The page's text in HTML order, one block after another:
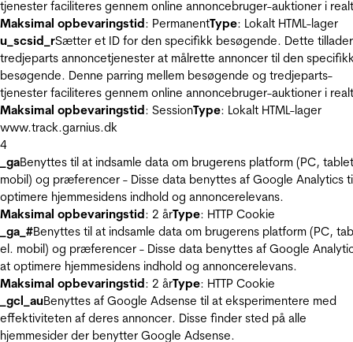
tjenester faciliteres gennem online annoncebruger-auktioner i
Maksimal opbevaringstid: PermanentType: Lokalt HTML-lager
u_scsid_rSætter et ID for den specifikk besøgende. Dette tillader
tredjeparts annoncetjenester at målrette annoncer til den
besøgende. Denne parring mellem besøgende og tredjeparts-
tjenester faciliteres gennem online annoncebruger-auktioner i
Maksimal opbevaringstid: SessionType: Lokalt HTML-lager
www.track.garnius.dk
4
_gaBenyttes til at indsamle data om brugerens platform (PC,
mobil) og præferencer - Disse data benyttes af Google Analytics
optimere hjemmesidens indhold og annoncerelevans.
Maksimal opbevaringstid: 2 årType: HTTP Cookie
_ga_#Benyttes til at indsamle data om brugerens platform (PC,
el. mobil) og præferencer - Disse data benyttes af Google
at optimere hjemmesidens indhold og annoncerelevans.
Maksimal opbevaringstid: 2 årType: HTTP Cookie
_gcl_auBenyttes af Google Adsense til at eksperimentere med
effektiviteten af deres annoncer. Disse finder sted på alle
hjemmesider der benytter Google Adsense.